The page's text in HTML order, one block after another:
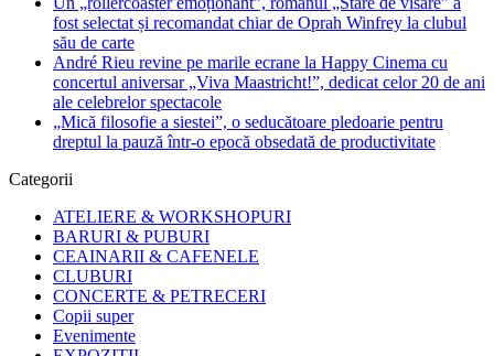
fost selectat și recomandat chiar de Oprah Winfrey la clubul
său de carte
André Rieu revine pe marile ecrane la Happy Cinema cu
concertul aniversar „Viva Maastricht!”, dedicat celor 20 de ani
ale celebrelor spectacole
„Mică filosofie a siestei”, o seducătoare pledoarie pentru
dreptul la pauză într-o epocă obsedată de productivitate
Categorii
ATELIERE & WORKSHOPURI
BARURI & PUBURI
CEAINARII & CAFENELE
CLUBURI
CONCERTE & PETRECERI
Copii super
Evenimente